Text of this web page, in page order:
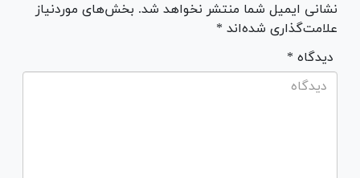
نشانی ایمیل شما منتشر نخواهد شد. بخش‌های موردنیاز
علامت‌گذاری شده‌اند *
* دیدگاه